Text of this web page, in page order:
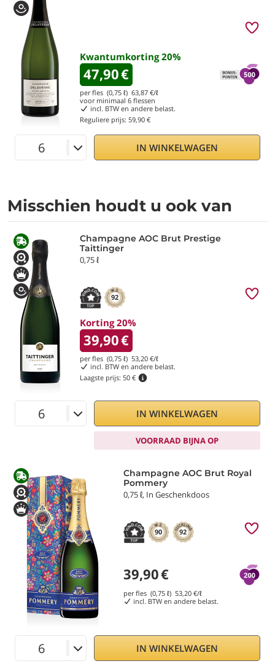
Kwantumkorting20%
47,90€
per fles (0,75 ℓ) 63,87 €/ℓ
voor minimaal 6 flessen
incl. BTW en andere belast.
Reguliere prijs: 59,90 €
IN WINKELWAGEN
Misschien houdt u ook van
Champagne AOC Brut Prestige
Taittinger
0,75 ℓ
92
Korting 20%
39,90€
per fles (0,75 ℓ) 53,20 €/ℓ
incl. BTW en andere belast.
Laagste prijs: 50 €
IN WINKELWAGEN
VOORRAAD BIJNA OP
Champagne AOC Brut Royal
Pommery
0,75 ℓ, In Geschenkdoos
90 92
39,90€
per fles (0,75 ℓ) 53,20€/ℓ
incl. BTW en andere belast.
IN WINKELWAGEN